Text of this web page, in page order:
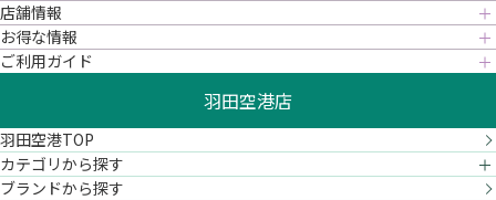
店舗情報
お得な情報
ご利用ガイド
羽田空港店
羽田空港TOP
カテゴリから探す
ブランドから探す